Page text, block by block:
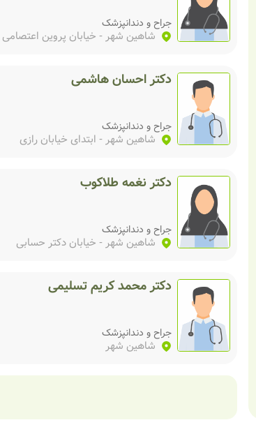
جراح و دندانپزشک
شاهین شهر- خیابان پروین اعتصامی
دکتر احسان هاشمی
جراح و دندانپزشک
شاهین شهر- ابتدای خیابان رازی
دکتر نغمه طلاکوب
جراح و دندانپزشک
شاهین شهر- خیابان دکتر حسابی
دکتر محمد کریم تسلیمی
جراح و دندانپزشک
شاهین شهر